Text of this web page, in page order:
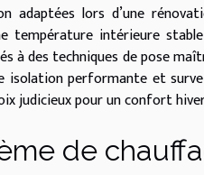
adaptées lors d’une
température intérieure
à des techniques de pose
isolation performante et
judicieux pour un confort
de